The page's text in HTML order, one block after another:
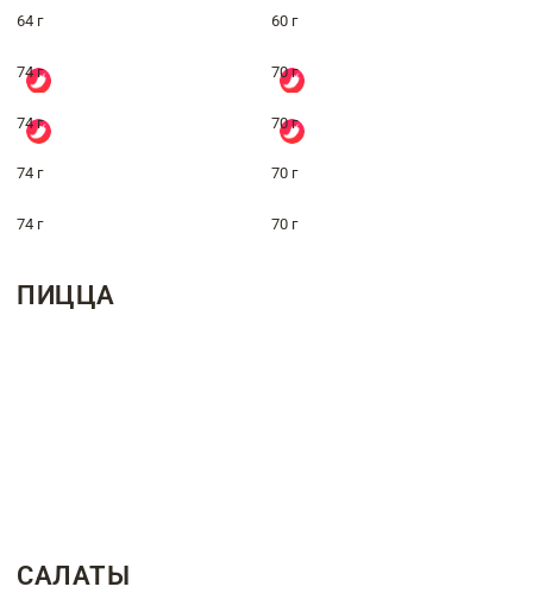
64 г 60 г
74 г 70 г
74 г 70 г
74 г 70 г
74 г 70 г
ПИЦЦА
САЛАТЫ